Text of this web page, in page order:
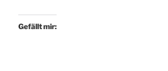
Lässigkeit“
Gefällt mir: